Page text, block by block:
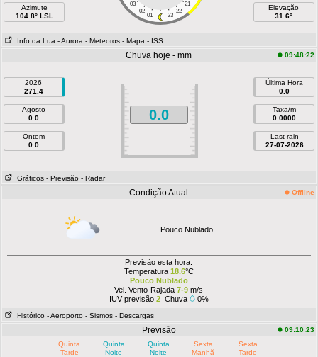
Azimute
104.8° LSL
03
21
02
22
01 23
Elevação
31.6°
Info da Lua - Aurora - Meteoros - Mapa - ISS
Chuva hoje - mm 09:48:22
2026
271.4
Agosto
0.0
Ontem
0.0
0.0
Última Hora
0.0
Taxa/m
0.0000
Last rain
27-07-2026
Gráficos - Previsão - Radar
Condição Atual Offline
Pouco Nublado
Previsão esta hora:
Temperatura 18.6°C
Pouco Nublado
Vel. Vento-Rajada 7-9 m/s
IUV previsão 2Chuva 0%
Histórico - Aeroporto - Sismos - Descargas
Previsão
09:10:23
Quinta
Tarde
Quinta
Noite
Quinta
Noite
Sexta
Manhã
Sexta
Tarde